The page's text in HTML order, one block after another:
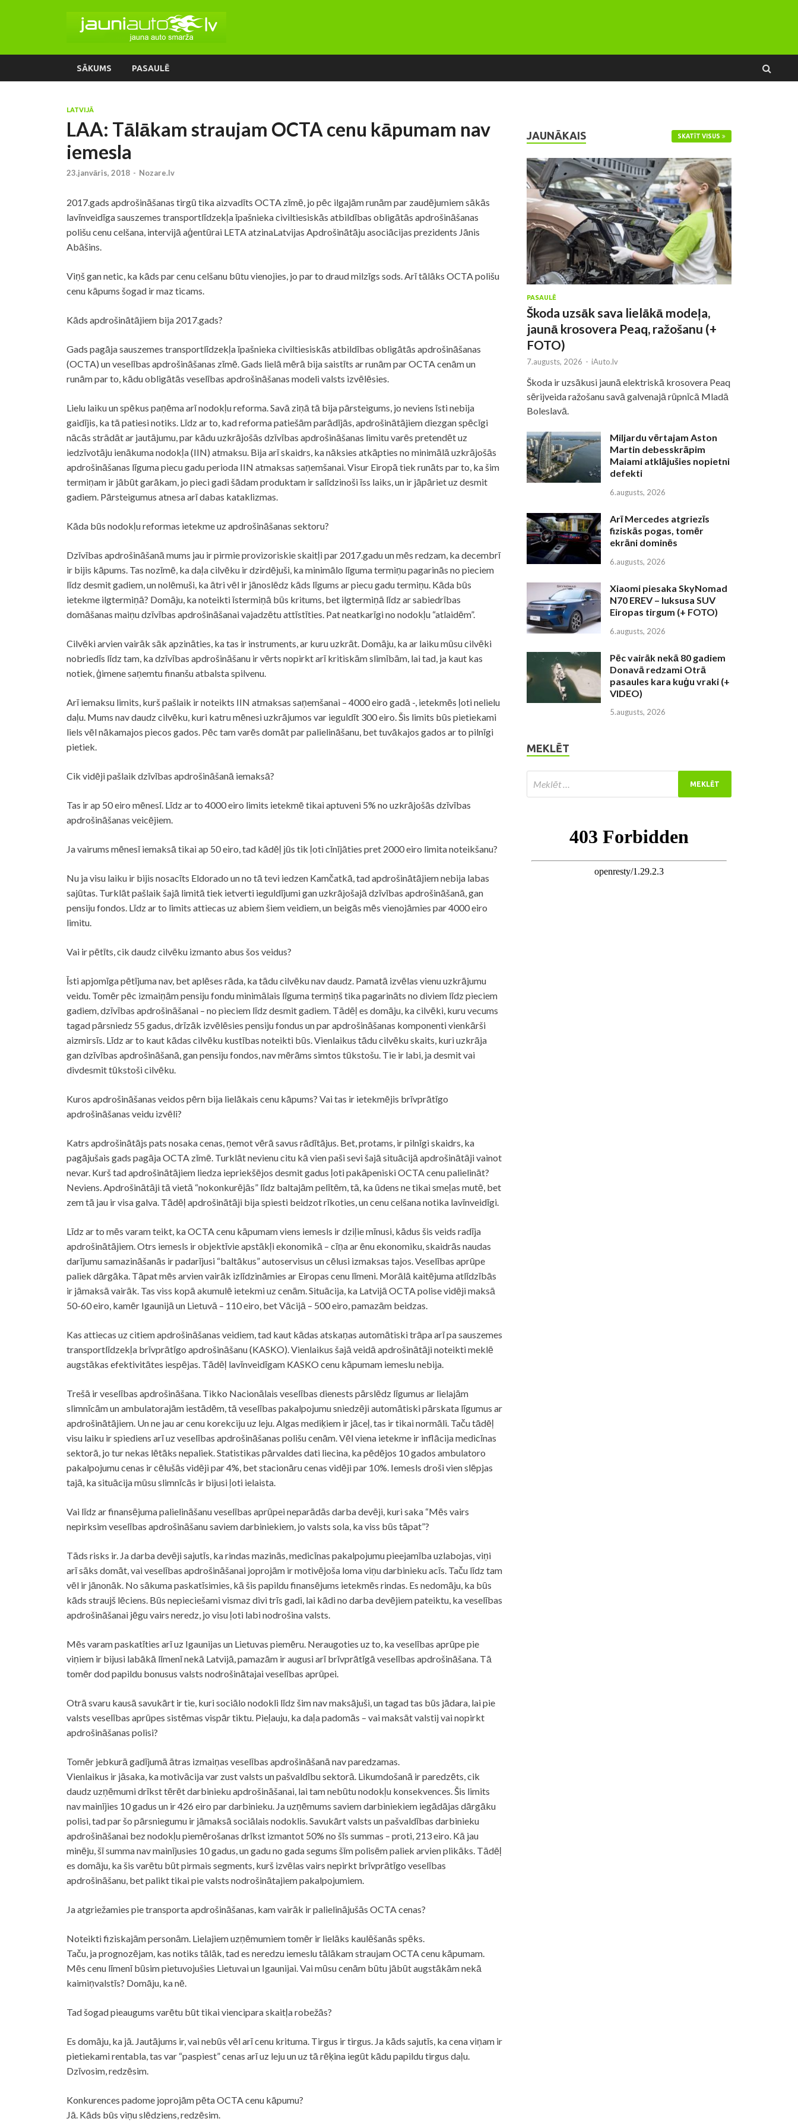
SĀKUMS PASAULĒ
LATVIJĀ
LAA: Tālākam straujam OCTA cenu kāpumam nav
iemesla
23.janvāris, 2018 - Nozare.lv
2017.gads apdrošināšanas tirgū tika aizvadīts OCTA zīmē, jo pēc ilgajām runām par zaudējumiem sākās
lavīnveidīga sauszemes transportlīdzekļa īpašnieka civiltiesiskās atbildības obligātās apdrošināšanas
polišu cenu celšana, intervijā aģentūrai LETA atzinaLatvijas Apdrošinātāju asociācijas prezidents Jānis
Abāšins.
Viņš gan netic, ka kāds par cenu celšanu būtu vienojies, jo par to draud milzīgs sods. Arī tālāks OCTA polišu
cenu kāpums šogad ir maz ticams.
Kāds apdrošinātājiem bija 2017.gads?
Gads pagāja sauszemes transportlīdzekļa īpašnieka civiltiesiskās atbildības obligātās apdrošināšanas
(OCTA) un veselības apdrošināšanas zīmē. Gads lielā mērā bija saistīts ar runām par OCTA cenām un
runām par to, kādu obligātās veselības apdrošināšanas modeli valsts izvēlēsies.
Lielu laiku un spēkus paņēma arī nodokļu reforma. Savā ziņā tā bija pārsteigums, jo neviens īsti nebija
gaidījis, ka tā patiesi notiks. Līdz ar to, kad reforma patiešām parādījās, apdrošinātājiem diezgan spēcīgi
nācās strādāt ar jautājumu, par kādu uzkrājošās dzīvības apdrošināšanas limitu varēs pretendēt uz
iedzīvotāju ienākuma nodokļa (IIN) atmaksu. Bija arī skaidrs, ka nāksies atkāpties no minimālā uzkrājošās
apdrošināšanas līguma piecu gadu perioda IIN atmaksas saņemšanai. Visur Eiropā tiek runāts par to, ka šim
termiņam ir jābūt garākam, jo pieci gadi šādam produktam ir salīdzinoši īss laiks, un ir jāpāriet uz desmit
gadiem. Pārsteigumus atnesa arī dabas kataklizmas.
Kāda būs nodokļu reformas ietekme uz apdrošināšanas sektoru?
Dzīvības apdrošināšanā mums jau ir pirmie provizoriskie skaitļi par 2017.gadu un mēs redzam, ka decembrī
ir bijis kāpums. Tas nozīmē, ka daļa cilvēku ir dzirdējuši, ka minimālo līguma termiņu pagarinās no pieciem
līdz desmit gadiem, un nolēmuši, ka ātri vēl ir jānoslēdz kāds līgums ar piecu gadu termiņu. Kāda būs
ietekme ilgtermiņā? Domāju, ka noteikti īstermiņā būs kritums, bet ilgtermiņā līdz ar sabiedrības
domāšanas maiņu dzīvības apdrošināšanai vajadzētu attīstīties. Pat neatkarīgi no nodokļu “atlaidēm”.
Cilvēki arvien vairāk sāk apzināties, ka tas ir instruments, ar kuru uzkrāt. Domāju, ka ar laiku mūsu cilvēki
nobriedīs līdz tam, ka dzīvības apdrošināšanu ir vērts nopirkt arī kritiskām slimībām, lai tad, ja kaut kas
notiek, ģimene saņemtu finanšu atbalsta spilvenu.
Arī iemaksu limits, kurš pašlaik ir noteikts IIN atmaksas saņemšanai – 4000 eiro gadā -, ietekmēs ļoti nelielu
daļu. Mums nav daudz cilvēku, kuri katru mēnesi uzkrājumos var ieguldīt 300 eiro. Šis limits būs pietiekami
liels vēl nākamajos piecos gados. Pēc tam varēs domāt par palielināšanu, bet tuvākajos gados ar to pilnīgi
pietiek.
Cik vidēji pašlaik dzīvības apdrošināšanā iemaksā?
Tas ir ap 50 eiro mēnesī. Līdz ar to 4000 eiro limits ietekmē tikai aptuveni 5% no uzkrājošās dzīvības
apdrošināšanas veicējiem.
Ja vairums mēnesī iemaksā tikai ap 50 eiro, tad kādēļ jūs tik ļoti cīnījāties pret 2000 eiro limita noteikšanu?
Nu ja visu laiku ir bijis nosacīts Eldorado un no tā tevi iedzen Kamčatkā, tad apdrošinātājiem nebija labas
sajūtas. Turklāt pašlaik šajā limitā tiek ietverti ieguldījumi gan uzkrājošajā dzīvības apdrošināšanā, gan
pensiju fondos. Līdz ar to limits attiecas uz abiem šiem veidiem, un beigās mēs vienojāmies par 4000 eiro
limitu.
Vai ir pētīts, cik daudz cilvēku izmanto abus šos veidus?
Īsti apjomīga pētījuma nav, bet aplēses rāda, ka tādu cilvēku nav daudz. Pamatā izvēlas vienu uzkrājumu
veidu. Tomēr pēc izmaiņām pensiju fondu minimālais līguma termiņš tika pagarināts no diviem līdz pieciem
gadiem, dzīvības apdrošināšanai – no pieciem līdz desmit gadiem. Tādēļ es domāju, ka cilvēki, kuru vecums
tagad pārsniedz 55 gadus, drīzāk izvēlēsies pensiju fondus un par apdrošināšanas komponenti vienkārši
aizmirsīs. Līdz ar to kaut kādas cilvēku kustības noteikti būs. Vienlaikus tādu cilvēku skaits, kuri uzkrāja
gan dzīvības apdrošināšanā, gan pensiju fondos, nav mērāms simtos tūkstošu. Tie ir labi, ja desmit vai
divdesmit tūkstoši cilvēku.
Kuros apdrošināšanas veidos pērn bija lielākais cenu kāpums? Vai tas ir ietekmējis brīvprātīgo
apdrošināšanas veidu izvēli?
Katrs apdrošinātājs pats nosaka cenas, ņemot vērā savus rādītājus. Bet, protams, ir pilnīgi skaidrs, ka
pagājušais gads pagāja OCTA zīmē. Turklāt nevienu citu kā vien paši sevi šajā situācijā apdrošinātāji vainot
nevar. Kurš tad apdrošinātājiem liedza iepriekšējos desmit gadus ļoti pakāpeniski OCTA cenu palielināt?
Neviens. Apdrošinātāji tā vietā “nokonkurējās” līdz baltajām pelītēm, tā, ka ūdens ne tikai smeļas mutē, bet
zem tā jau ir visa galva. Tādēļ apdrošinātāji bija spiesti beidzot rīkoties, un cenu celšana notika lavīnveidīgi.
Līdz ar to mēs varam teikt, ka OCTA cenu kāpumam viens iemesls ir dziļie mīnusi, kādus šis veids radīja
apdrošinātājiem. Otrs iemesls ir objektīvie apstākļi ekonomikā – cīņa ar ēnu ekonomiku, skaidrās naudas
darījumu samazināšanās ir padarījusi “baltākus” autoservisus un cēlusi izmaksas tajos. Veselības aprūpe
paliek dārgāka. Tāpat mēs arvien vairāk izlīdzināmies ar Eiropas cenu līmeni. Morālā kaitējuma atlīdzībās
ir jāmaksā vairāk. Tas viss kopā akumulē ietekmi uz cenām. Situācija, ka Latvijā OCTA polise vidēji maksā
50-60 eiro, kamēr Igaunijā un Lietuvā – 110 eiro, bet Vācijā – 500 eiro, pamazām beidzas.
Kas attiecas uz citiem apdrošināšanas veidiem, tad kaut kādas atskaņas automātiski trāpa arī pa sauszemes
transportlīdzekļa brīvprātīgo apdrošināšanu (KASKO). Vienlaikus šajā veidā apdrošinātāji noteikti meklē
augstākas efektivitātes iespējas. Tādēļ lavīnveidīgam KASKO cenu kāpumam iemeslu nebija.
Trešā ir veselības apdrošināšana. Tikko Nacionālais veselības dienests pārslēdz līgumus ar lielajām
slimnīcām un ambulatorajām iestādēm, tā veselības pakalpojumu sniedzēji automātiski pārskata līgumus ar
apdrošinātājiem. Un ne jau ar cenu korekciju uz leju. Algas mediķiem ir jāceļ, tas ir tikai normāli. Taču tādēļ
visu laiku ir spiediens arī uz veselības apdrošināšanas polišu cenām. Vēl viena ietekme ir inflācija medicīnas
sektorā, jo tur nekas lētāks nepaliek. Statistikas pārvaldes dati liecina, ka pēdējos 10 gados ambulatoro
pakalpojumu cenas ir cēlušās vidēji par 4%, bet stacionāru cenas vidēji par 10%. Iemesls droši vien slēpjas
tajā, ka situācija mūsu slimnīcās ir bijusi ļoti ielaista.
Vai līdz ar finansējuma palielināšanu veselības aprūpei neparādās darba devēji, kuri saka “Mēs vairs
nepirksim veselības apdrošināšanu saviem darbiniekiem, jo valsts sola, ka viss būs tāpat”?
Tāds risks ir. Ja darba devēji sajutīs, ka rindas mazinās, medicīnas pakalpojumu pieejamība uzlabojas, viņi
arī sāks domāt, vai veselības apdrošināšanai joprojām ir motivējoša loma viņu darbinieku acīs. Taču līdz tam
vēl ir jānonāk. No sākuma paskatīsimies, kā šis papildu finansējums ietekmēs rindas. Es nedomāju, ka būs
kāds straujš lēciens. Būs nepieciešami vismaz divi trīs gadi, lai kādi no darba devējiem pateiktu, ka veselības
apdrošināšanai jēgu vairs neredz, jo visu ļoti labi nodrošina valsts.
Mēs varam paskatīties arī uz Igaunijas un Lietuvas piemēru. Neraugoties uz to, ka veselības aprūpe pie
viņiem ir bijusi labākā līmenī nekā Latvijā, pamazām ir augusi arī brīvprātīgā veselības apdrošināšana. Tā
tomēr dod papildu bonusus valsts nodrošinātajai veselības aprūpei.
Otrā svaru kausā savukārt ir tie, kuri sociālo nodokli līdz šim nav maksājuši, un tagad tas būs jādara, lai pie
valsts veselības aprūpes sistēmas vispār tiktu. Pieļauju, ka daļa padomās – vai maksāt valstij vai nopirkt
apdrošināšanas polisi?
Tomēr jebkurā gadījumā ātras izmaiņas veselības apdrošināšanā nav paredzamas.
Vienlaikus ir jāsaka, ka motivācija var zust valsts un pašvaldību sektorā. Likumdošanā ir paredzēts, cik
daudz uzņēmumi drīkst tērēt darbinieku apdrošināšanai, lai tam nebūtu nodokļu konsekvences. Šis limits
nav mainījies 10 gadus un ir 426 eiro par darbinieku. Ja uzņēmums saviem darbiniekiem iegādājas dārgāku
polisi, tad par šo pārsniegumu ir jāmaksā sociālais nodoklis. Savukārt valsts un pašvaldības darbinieku
apdrošināšanai bez nodokļu piemērošanas drīkst izmantot 50% no šīs summas – proti, 213 eiro. Kā jau
minēju, šī summa nav mainījusies 10 gadus, un gadu no gada segums šīm polisēm paliek arvien plikāks. Tādēļ
es domāju, ka šis varētu būt pirmais segments, kurš izvēlas vairs nepirkt brīvprātīgo veselības
apdrošināšanu, bet palikt tikai pie valsts nodrošinātajiem pakalpojumiem.
Ja atgriežamies pie transporta apdrošināšanas, kam vairāk ir palielinājušās OCTA cenas?
Noteikti fiziskajām personām. Lielajiem uzņēmumiem tomēr ir lielāks kaulēšanās spēks.
Taču, ja prognozējam, kas notiks tālāk, tad es neredzu iemeslu tālākam straujam OCTA cenu kāpumam.
Mēs cenu līmenī būsim pietuvojušies Lietuvai un Igaunijai. Vai mūsu cenām būtu jābūt augstākām nekā
kaimiņvalstīs? Domāju, ka nē.
Tad šogad pieaugums varētu būt tikai viencipara skaitļa robežās?
Es domāju, ka jā. Jautājums ir, vai nebūs vēl arī cenu krituma. Tirgus ir tirgus. Ja kāds sajutīs, ka cena viņam ir
pietiekami rentabla, tas var “paspiest” cenas arī uz leju un uz tā rēķina iegūt kādu papildu tirgus daļu.
Dzīvosim, redzēsim.
Konkurences padome joprojām pēta OCTA cenu kāpumu?
Jā. Kāds būs viņu slēdziens, redzēsim.
JAUNĀKAIS SKATĪT VISUS
PASAULĒ
Škoda uzsāk sava lielākā modeļa,
jaunā krosovera Peaq, ražošanu (+
FOTO)
7.augusts, 2026 - iAuto.lv
Škoda ir uzsākusi jaunā elektriskā krosovera Peaq
sērijveida ražošanu savā galvenajā rūpnīcā Mladā
Boleslavā.
Miljardu vērtajam Aston
Martin debesskrāpim
Maiami atklājušies nopietni
defekti
6.augusts, 2026
Arī Mercedes atgriezīs
fiziskās pogas, tomēr
ekrāni dominēs
6.augusts, 2026
Xiaomi piesaka SkyNomad
N70 EREV – luksusa SUV
Eiropas tirgum (+ FOTO)
6.augusts, 2026
Pēc vairāk nekā 80 gadiem
Donavā redzami Otrā
pasaules kara kuģu vraki (+
VIDEO)
5.augusts, 2026
MEKLĒT